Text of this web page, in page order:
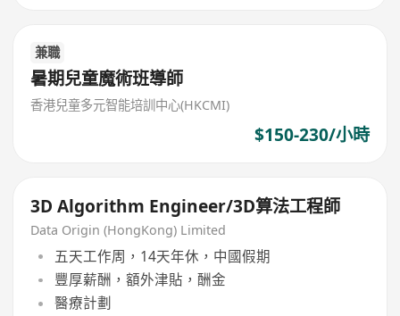
兼職
暑期兒童魔術班導師
香港兒童多元智能培訓中心(HKCMI)
$150-230/小時
3D Algorithm Engineer/3D算法工程師
Data Origin (HongKong) Limited
五天工作周，14天年休，中國假期
豐厚薪酬，額外津貼，酬金
醫療計劃